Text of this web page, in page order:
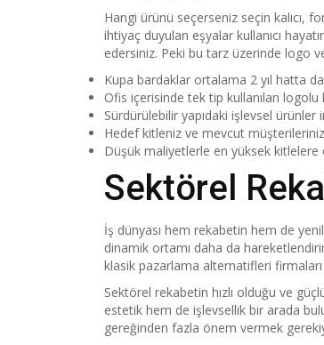
Hangi ürünü seçerseniz seçin kalıcı,
ihtiyaç duyulan eşyalar kullanıcı
edersiniz. Peki bu tarz üzerinde logo
Kupa bardaklar ortalama 2 yıl hatta
Ofis içerisinde tek tip kullanılan
Sürdürülebilir yapıdaki işlevsel ürünler
Hedef kitleniz ve mevcut
Düşük maliyetlerle en yüksek
Sektörel
İş dünyası hem rekabetin hem de
dinamik ortamı daha da
klasik pazarlama alternatifleri
Sektörel rekabetin hızlı olduğu ve
estetik hem de işlevsellik bir arada
gereğinden fazla önem vermek